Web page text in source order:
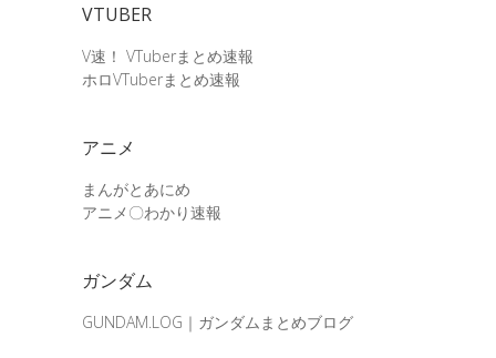
VTUBER
V速！ VTuberまとめ速報
ホロVTuberまとめ速報
アニメ
まんがとあにめ
アニメ〇わかり速報
ガンダム
GUNDAM.LOG｜ガンダムまとめブログ